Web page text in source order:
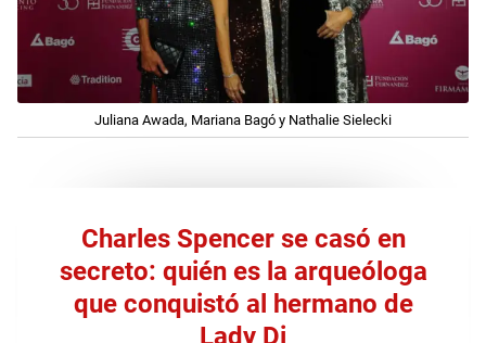
Juliana Awada, Mariana Bagó y Nathalie Sielecki
Charles Spencer se casó en
secreto: quién es la arqueóloga
que conquistó al hermano de
Lady Di